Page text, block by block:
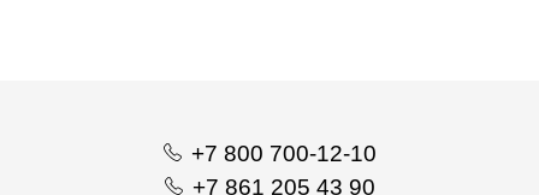
+7 800 700-12-10
+7 861 205 43 90